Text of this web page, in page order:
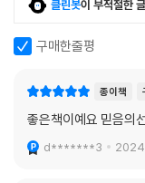
클린봇이 부적절한
구매한줄평
종이책
좋은책이예요 믿음의
d*******3